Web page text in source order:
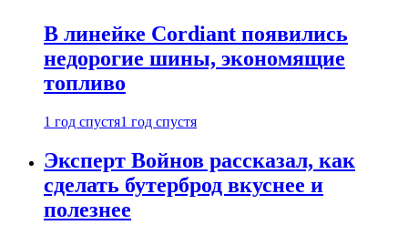
В линейке Cordiant появились
недорогие шины, экономящие
топливо
1 год спустя1 год спустя
Эксперт Войнов рассказал, как
сделать бутерброд вкуснее и
полезнее